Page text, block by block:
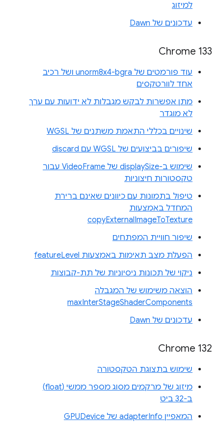
למיזוג
עדכונים של Dawn
Chrome 133
עוד פורמטים של unorm8x4-bgra ושל רכיב
אחד לוורטקסים
מתן אפשרות לבקש מגבלות לא ידועות עם ערך
לא מוגדר
שינויים בכללי התאמת משתנים של WGSL
שיפורים בביצועים של WGSL עם discard
שימוש ב-displaySize של VideoFrame עבור
טקסטורות חיצוניות
טיפול בתמונות עם כיוונים שאינם ברירת
המחדל באמצעות
copyExternalImageToTexture
שיפור חוויית המפתחים
הפעלת מצב תאימות באמצעות featureLevel
ניקוי של תכונות ניסיוניות של תת-קבוצות
הוצאה משימוש של המגבלה
maxInterStageShaderComponents
עדכונים של Dawn
Chrome 132
שימוש בתצוגת הטקסטורה
מיזוג של מרקמים מסוג מספר ממשי (float)
ב-32 ביט
המאפיין adapterInfo של GPUDevice